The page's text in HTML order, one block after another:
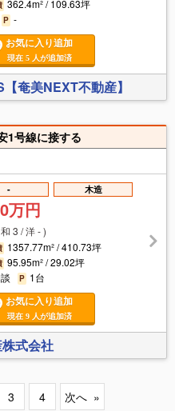
362.4m² / 109.63坪
P -
お気に入り追加
現在 5人が追加済
奄美NEXT不動産】
1号線に接する
- 木造
万円
和 3 / 洋 -)
1357.77m² / 410.73坪
95.95m² / 29.02坪
談P 1台
お気に入り追加
現在 9人が追加済
式会社
3 4 次へ